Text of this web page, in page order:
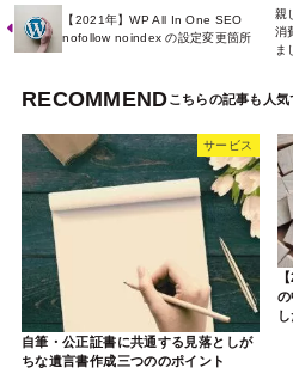
【2021年】WP All In One SEO
nofollow noindex の設定変更箇所
親
消
ま
RECOMMEND
サービス
自筆・公正証書に共通する見落としが
ちな遺言書作成三つののポイント
の